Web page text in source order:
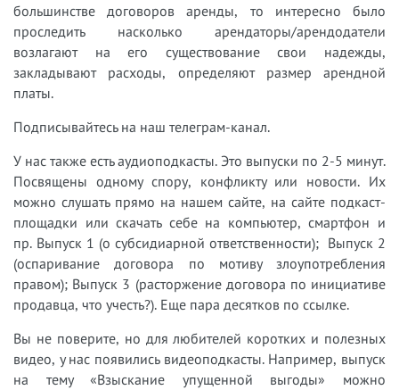
большинстве договоров аренды, то интересно было
проследить насколько арендаторы/арендодатели
возлагают на его существование свои надежды,
закладывают расходы, определяют размер арендной
платы.
Подписывайтесь на наш телеграм-канал.
У нас также есть аудиоподкасты. Это выпуски по 2-5 минут.
Посвящены одному спору, конфликту или новости. Их
можно слушать прямо на нашем сайте, на сайте подкаст-
площадки или скачать себе на компьютер, смартфон и
пр. Выпуск 1 (о субсидиарной ответственности); Выпуск 2
(оспаривание договора по мотиву злоупотребления
правом); Выпуск 3 (расторжение договора по инициативе
продавца, что учесть?). Еще пара десятков по ссылке.
Вы не поверите, но для любителей коротких и полезных
видео, у нас появились видеоподкасты. Например, выпуск
на тему «Взыскание упущенной выгоды» можно